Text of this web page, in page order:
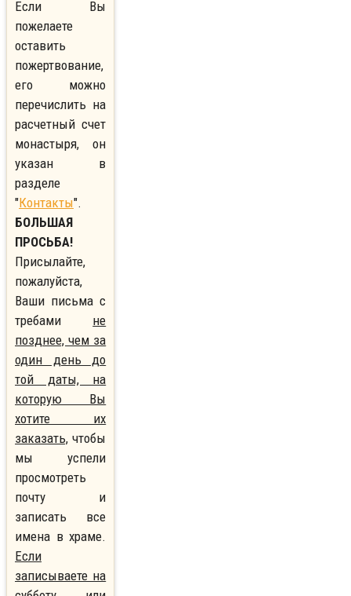
Если Вы
пожелаете
оставить
пожертвование,
его можно
перечислить на
расчетный счет
монастыря, он
указан в
разделе
"Контакты".
БОЛЬШАЯ
ПРОСЬБА!
Присылайте,
пожалуйста,
Ваши письма с
требами не
позднее, чем за
один день до
той даты, на
которую Вы
хотите их
заказать, чтобы
мы успели
просмотреть
почту и
записать все
имена в храме.
Если
записываете на